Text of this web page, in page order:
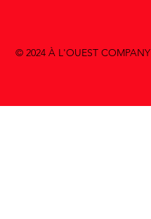
© 2024 À L'OUEST COMPANY